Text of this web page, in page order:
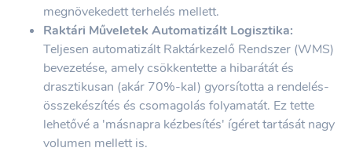
megnövekedett terhelés mellett.
Raktári Műveletek Automatizált Logisztika:
Teljesen automatizált Raktárkezelő Rendszer (WMS)
bevezetése, amely csökkentette a hibarátát és
drasztikusan (akár 70%-kal) gyorsította a rendelés-
összekészítés és csomagolás folyamatát. Ez tette
lehetővé a 'másnapra kézbesítés' ígéret tartását nagy
volumen mellett is.